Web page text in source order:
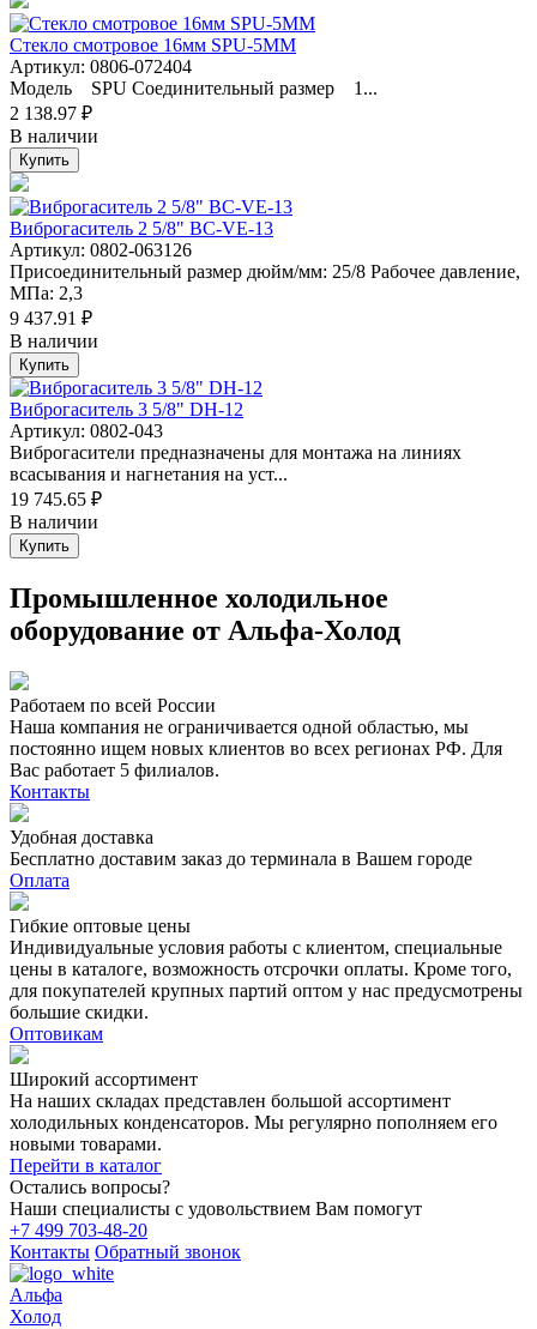
Стекло смотровое 16мм SPU-5MM
Артикул: 0806-072404
Модель SPU Соединительный размер 1...
2 138.97 ₽
В наличии
Купить
Виброгаситель 2 5/8" BC-VE-13
Артикул: 0802-063126
Присоединительный размер дюйм/мм: 25/8 Рабочее давление,
МПа: 2,3
9 437.91 ₽
В наличии
Купить
Виброгаситель 3 5/8" DH-12
Артикул: 0802-043
Виброгасители предназначены для монтажа на линиях
всасывания и нагнетания на уст...
19 745.65 ₽
В наличии
Купить
Промышленное холодильное
оборудование от Альфа-Холод
Работаем по всей России
Наша компания не ограничивается одной областью, мы
постоянно ищем новых клиентов во всех регионах РФ. Для
Вас работает 5 филиалов.
Контакты
Удобная доставка
Бесплатно доставим заказ до терминала в Вашем городе
Оплата
Гибкие оптовые цены
Индивидуальные условия работы с клиентом, специальные
цены в каталоге, возможность отсрочки оплаты. Кроме того,
для покупателей крупных партий оптом у нас предусмотрены
большие скидки.
Оптовикам
Широкий ассортимент
На наших складах представлен большой ассортимент
холодильных конденсаторов. Мы регулярно пополняем его
новыми товарами.
Перейти в каталог
Остались вопросы?
Наши специалисты с удовольствием Вам помогут
+7 499 703-48-20
Контакты Обратный звонок
Альфа
Холод